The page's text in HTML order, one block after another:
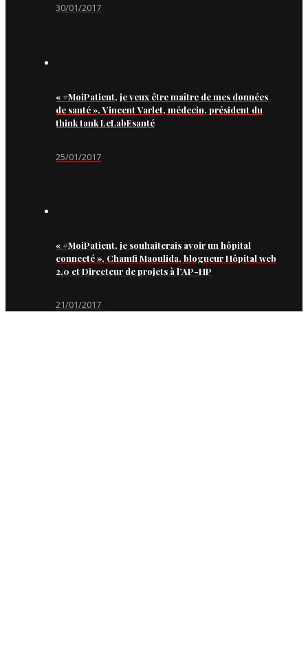
30/01/2017
« #MoiPatient, je veux être maître de mes données
de santé », Vincent Varlet, médecin, président du
think tank LeLabEsanté
25/01/2017
« #MoiPatient, je souhaiterais avoir un hôpital
connecté », Chamfi Maoulida, blogueur Hôpital web
2.0 et Directeur de projets à l’AP-HP
21/01/2017